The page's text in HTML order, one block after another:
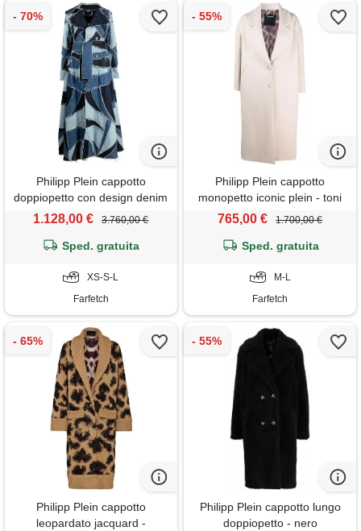
Philipp Plein cappotto
doppiopetto con design denim
patchwork - blu
1.128,00 € 3.760,00 €
Sped. gratuita
XS-S-L
Farfetch
Philipp Plein cappotto
monopetto iconic plein - toni
neutri
765,00 € 1.700,00 €
Sped. gratuita
M-L
Farfetch
Philipp Plein cappotto
leopardato jacquard -
Philipp Plein cappotto lungo
doppiopetto - nero